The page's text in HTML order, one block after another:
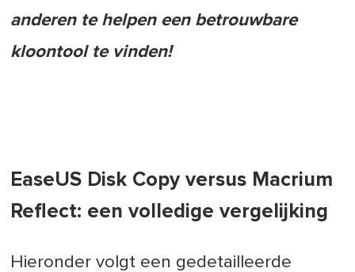
anderen te helpen een betrouwbare
kloontool te vinden!
EaseUS Disk Copy versus Macrium
Reflect: een volledige vergelijking
Hieronder volgt een gedetailleerde